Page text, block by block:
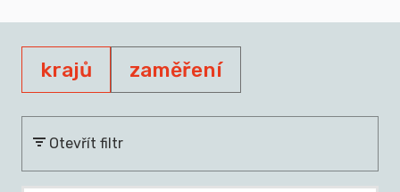
krajů zaměření
Otevřít filtr